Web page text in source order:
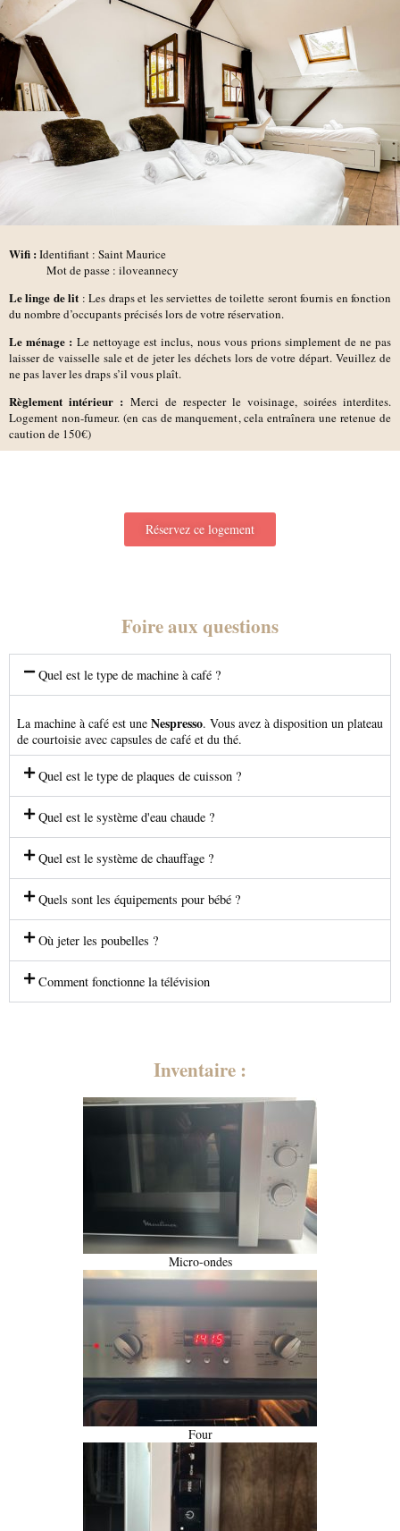
Wifi : Identifiant : Saint Maurice
Mot de passe : iloveannecy
Le linge de lit : Les draps et les serviettes de toilette seront fournis en fonction
du nombre d’occupants précisés lors de votre réservation.
Le ménage : Le nettoyage est inclus, nous vous prions simplement de ne pas
laisser de vaisselle sale et de jeter les déchets lors de votre départ. Veuillez de
ne pas laver les draps s’il vous plaît.
Règlement intérieur : Merci de respecter le voisinage, soirées interdites.
Logement non-fumeur. (en cas de manquement, cela entraînera une retenue de
caution de 150€)
Réservez ce logement
Foire aux questions
Quel est le type de machine à café ?
La machine à café est une Nespresso. Vous avez à disposition un plateau
de courtoisie avec capsules de café et du thé.
Quel est le type de plaques de cuisson ?
Quel est le système d'eau chaude ?
Quel est le système de chauffage ?
Quels sont les équipements pour bébé ?
Où jeter les poubelles ?
Comment fonctionne la télévision
Inventaire :
Micro-ondes
Four